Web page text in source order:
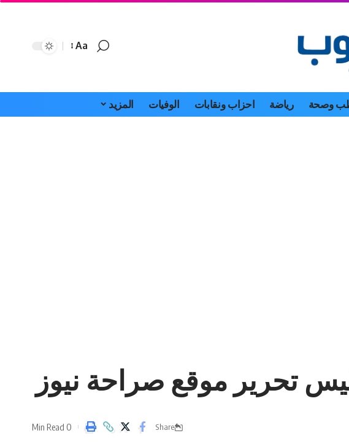
Font
Aa
وصحة رياضة احزاب ونقابات الوفيات المزيد
تحرير موقع صراحة نيوز
Share
0 Min Read